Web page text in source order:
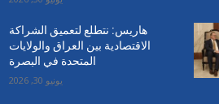
هاريس: نتطلع لتعميق الشراكة
الاقتصادية بين العراق والولايات
المتحدة في البصرة
يونيو 30, 2026